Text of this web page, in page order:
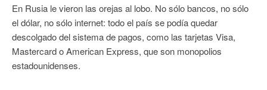
En Rusia le vieron las orejas al lobo. No sólo bancos, no sólo
el dólar, no sólo internet: todo el país se podía quedar
descolgado del sistema de pagos, como las tarjetas Visa,
Mastercard o American Express, que son monopolios
estadounidenses.